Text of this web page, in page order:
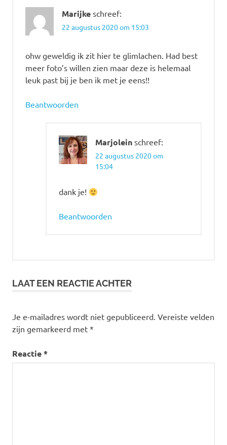
Marijke schreef:
22 augustus 2020 om 15:03
ohw geweldig ik zit hier te glimlachen. Had best
meer foto’s willen zien maar deze is helemaal
leuk past bij je ben ik met je eens!!
Beantwoorden
Marjolein schreef:
22 augustus 2020 om
15:04
dank je!
Beantwoorden
LAAT EEN REACTIE ACHTER
Je e-mailadres wordt niet gepubliceerd. Vereiste velden
zijn gemarkeerd met *
Reactie*